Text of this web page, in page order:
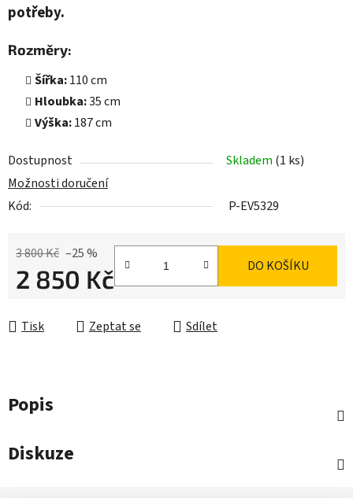
potřeby.
Rozměry:
Šířka:110 cm
Hloubka:35 cm
Výška:187 cm
Dostupnost Skladem (1 ks)
Možnosti doručení
Kód:
P-EV5329
3 800 Kč –25 %
2 850 Kč DO KOŠÍKU
Tisk Zeptat se Sdílet
Popis
Diskuze